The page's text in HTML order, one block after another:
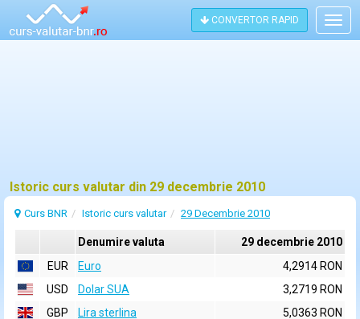
CONVERTOR RAPID
Istoric curs valutar din 29 decembrie 2010
Curs BNR Istoric curs valutar 29 Decembrie 2010
Denumire valuta
29 decembrie 2010
EUR
Euro
4,2914 RON
USD
Dolar SUA
3,2719 RON
GBP
Lira sterlina
5,0363 RON